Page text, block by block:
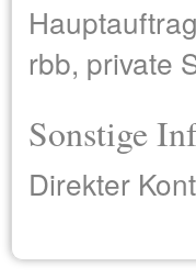
rbb, private
Sonstige
Direkter